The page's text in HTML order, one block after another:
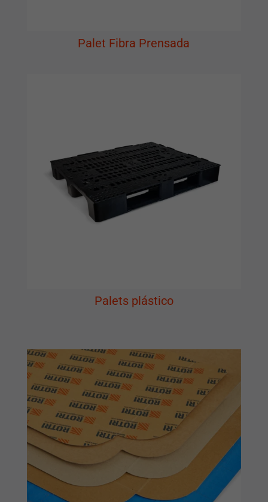
Palet Fibra Prensada
Palets plástico